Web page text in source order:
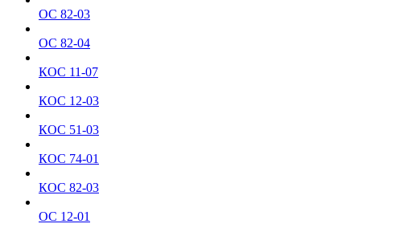
ОС 82-03
ОС 82-04
КОС 11-07
КОС 12-03
КОС 51-03
КОС 74-01
КОС 82-03
ОС 12-01